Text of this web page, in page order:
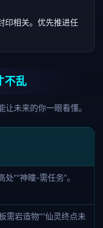
印相关。优先推进任
不乱
未来的你一眼看懂。
”“神瞳-需任务”。
需岩造物”“仙灵终点未